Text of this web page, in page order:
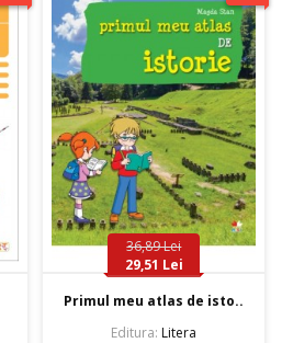
36,89 Lei
29,51 Lei
Primul meu atlas de isto..
Editura: Litera